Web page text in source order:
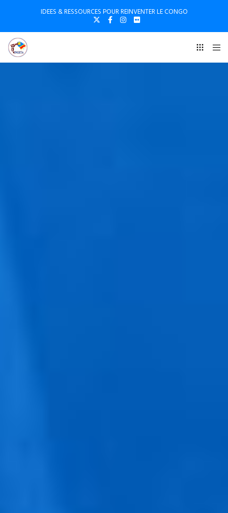
IDEES & RESSOURCES POUR REINVENTER LE CONGO